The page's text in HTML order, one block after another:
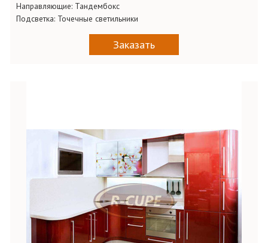
Направляющие: Тандембокс
Подсветка: Точечные светильники
Заказать